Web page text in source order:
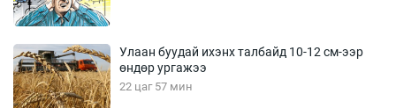
Улаан буудай ихэнх талбайд 10-12 см-ээр
өндөр ургажээ
22 цаг 57 мин